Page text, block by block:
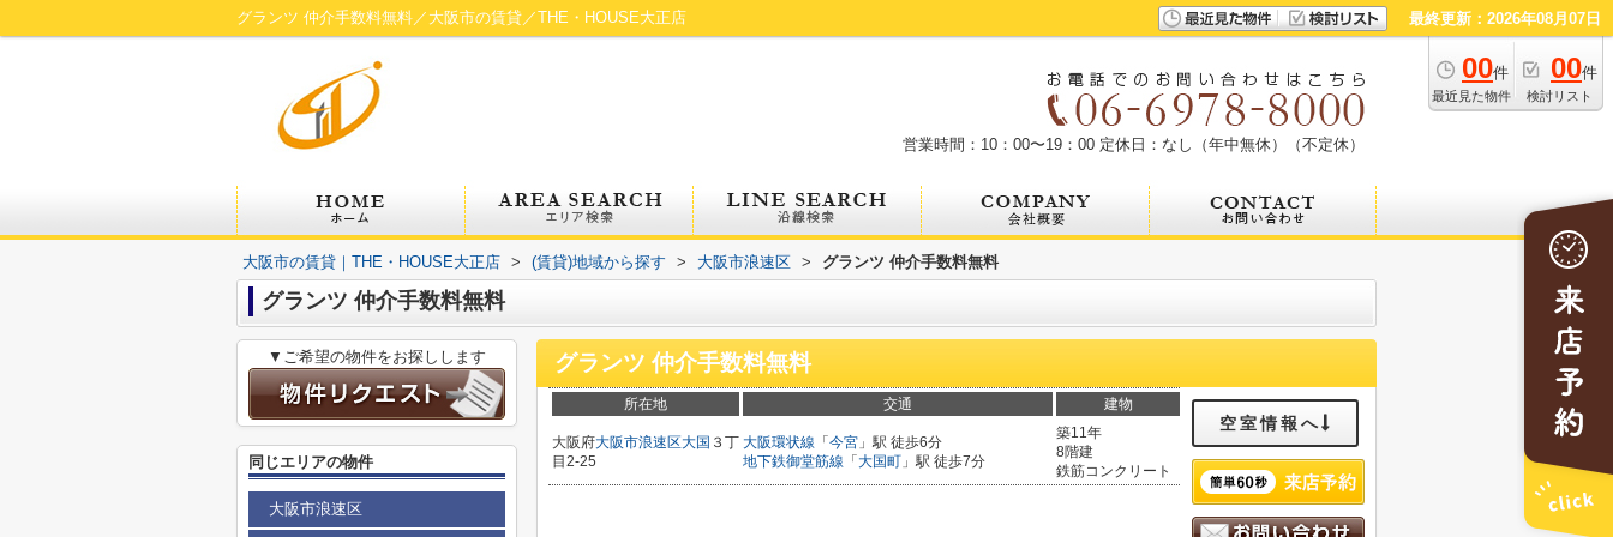
グランツ 仲介手数料無料／大阪市の賃貸／THE・HOUSE大正店 最終更新：2026年08月07日
00件
最近見た物件
00件
検討リスト
営業時間：10：00〜19：00 定休日：なし（年中無休）（不定休）
大阪市の賃貸｜THE・HOUSE大正店 > (賃貸)地域から探す > 大阪市浪速区 > グランツ 仲介手数料無料
グランツ 仲介手数料無料
グランツ 仲介手数料無料
所在地 交通 建物
大阪府大阪市浪速区大国 ３丁
目2-25
大阪環状線 「 今宮 」駅 徒歩6分
地下鉄御堂筋線 「 大国町 」駅 徒歩7分
築11年
8階建
鉄筋コンクリート
空室情報へ
▼ご希望の物件をお探しします
同じエリアの物件
大阪市浪速区